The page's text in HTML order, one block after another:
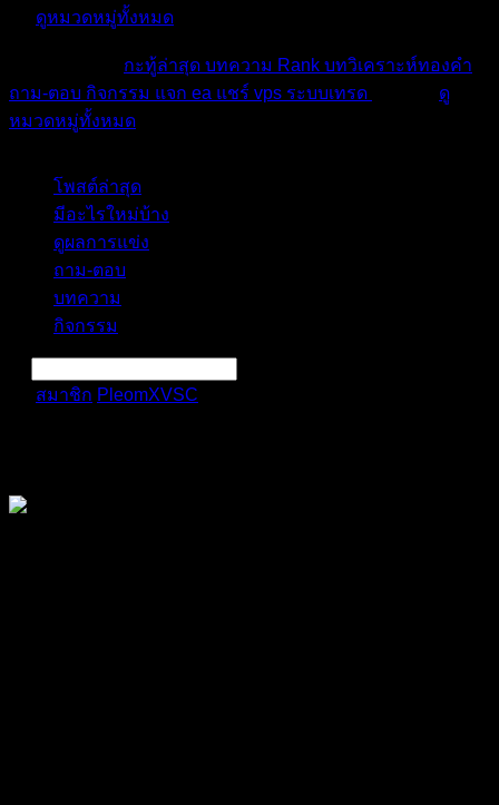
ดูหมวดหมู่ทั้งหมด
กะทู้ล่าสุด บทความ Rank บทวิเคราะห์ทองคำ
ถาม-ตอบ กิจกรรม แจก ea แชร์ vps ระบบเทรด
ดู
หมวดหมู่ทั้งหมด
โพสต์ล่าสุด
มีอะไรใหม่บ้าง
ดูผลการแข่ง
ถาม-ตอบ
บทความ
กิจกรรม
สมาชิก PleomXVSC